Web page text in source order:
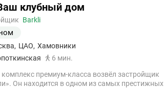
клубный дом
Barkli
, ЦАО, Хамовники
6 мин.
премиум-класса возвёл застройщик
Он находится в одном из самых престижных